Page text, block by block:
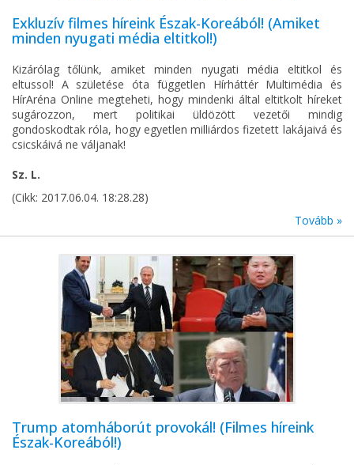
Exkluzív filmes híreink Észak-Koreából! (Amiket
minden nyugati média eltitkol!)
Kizárólag tőlünk, amiket minden nyugati média eltitkol és
eltussol! A születése óta független Hírháttér Multimédia és
HírAréna Online megteheti, hogy mindenki által eltitkolt híreket
sugározzon, mert politikai üldözött vezetői mindig
gondoskodtak róla, hogy egyetlen milliárdos fizetett lakájaivá és
csicskáivá ne váljanak!
Sz. L.
(Cikk: 2017.06.04. 18:28.28)
Tovább »
Trump atomháborút provokál! (Filmes híreink
Észak-Koreából!)